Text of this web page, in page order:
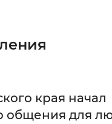
С засечками
края начал
общения для